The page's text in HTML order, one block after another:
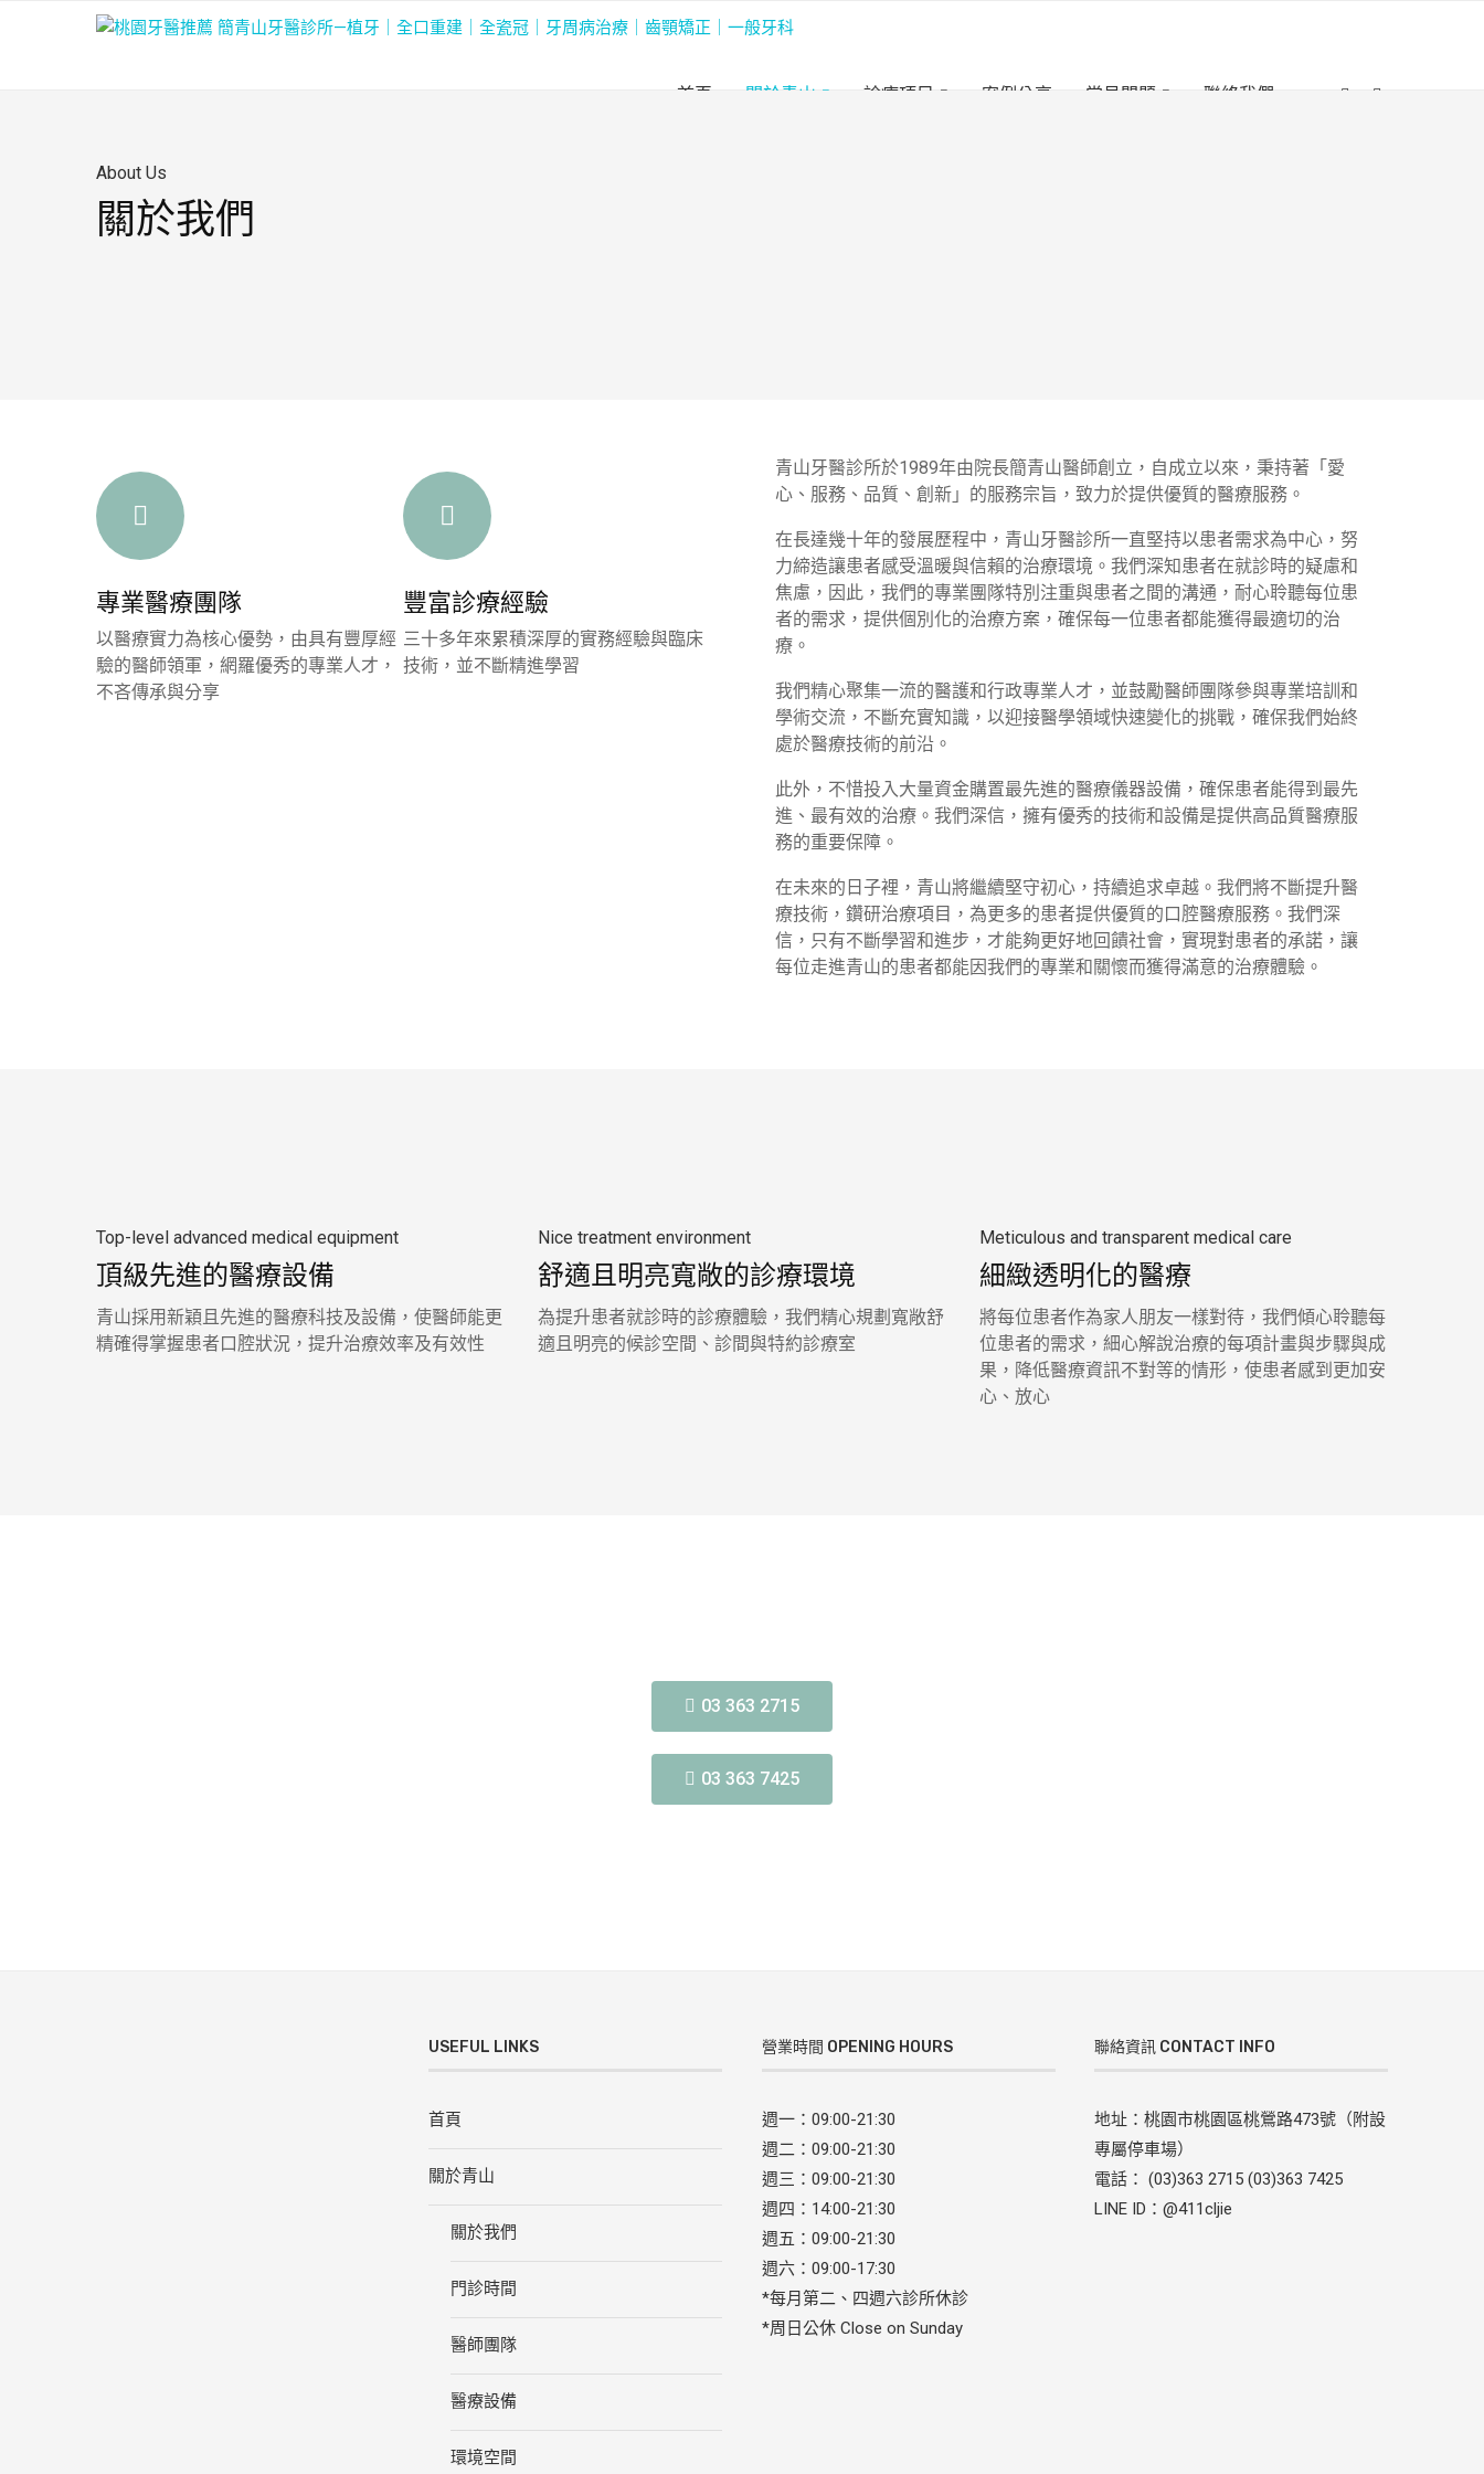
首頁 關於青山 診療項目 案例分享 常見問題 聯絡我們
About Us
關於我們
專業醫療團隊
以醫療實力為核心優勢，由具有豐厚經
驗的醫師領軍，網羅優秀的專業人才，
不吝傳承與分享
豐富診療經驗
三十多年來累積深厚的實務經驗與臨床
技術，並不斷精進學習
青山牙醫診所於1989年由院長簡青山醫師創立，自成立以來，秉持著「愛
心、服務、品質、創新」的服務宗旨，致力於提供優質的醫療服務。
在長達幾十年的發展歷程中，青山牙醫診所一直堅持以患者需求為中心，努
力締造讓患者感受溫暖與信賴的治療環境。我們深知患者在就診時的疑慮和
焦慮，因此，我們的專業團隊特別注重與患者之間的溝通，耐心聆聽每位患
者的需求，提供個別化的治療方案，確保每一位患者都能獲得最適切的治
療。
我們精心聚集一流的醫護和行政專業人才，並鼓勵醫師團隊參與專業培訓和
學術交流，不斷充實知識，以迎接醫學領域快速變化的挑戰，確保我們始終
處於醫療技術的前沿。
此外，不惜投入大量資金購置最先進的醫療儀器設備，確保患者能得到最先
進、最有效的治療。我們深信，擁有優秀的技術和設備是提供高品質醫療服
務的重要保障。
在未來的日子裡，青山將繼續堅守初心，持續追求卓越。我們將不斷提升醫
療技術，鑽研治療項目，為更多的患者提供優質的口腔醫療服務。我們深
信，只有不斷學習和進步，才能夠更好地回饋社會，實現對患者的承諾，讓
每位走進青山的患者都能因我們的專業和關懷而獲得滿意的治療體驗。
Top-level advanced medical equipment
頂級先進的醫療設備
青山採用新穎且先進的醫療科技及設備，使醫師能更
精確得掌握患者口腔狀況，提升治療效率及有效性
Nice treatment environment
舒適且明亮寬敞的診療環境
為提升患者就診時的診療體驗，我們精心規劃寬敞舒
適且明亮的候診空間、診間與特約診療室
Meticulous and transparent medical care
細緻透明化的醫療
將每位患者作為家人朋友一樣對待，我們傾心聆聽每
位患者的需求，細心解說治療的每項計畫與步驟與成
果，降低醫療資訊不對等的情形，使患者感到更加安
心、放心
03 363 2715
03 363 7425
USEFUL LINKS
首頁
關於青山
關於我們
門診時間
醫師團隊
醫療設備
環境空間
營業時間 OPENING HOURS
週一：09:00-21:30
週二：09:00-21:30
週三：09:00-21:30
週四：14:00-21:30
週五：09:00-21:30
週六：09:00-17:30
*每月第二、四週六診所休診
*周日公休 Close on Sunday
聯絡資訊 CONTACT INFO
地址：桃園市桃園區桃鶯路473號（附設
專屬停車場）
電話： (03)363 2715 (03)363 7425
LINE ID：@411cljie